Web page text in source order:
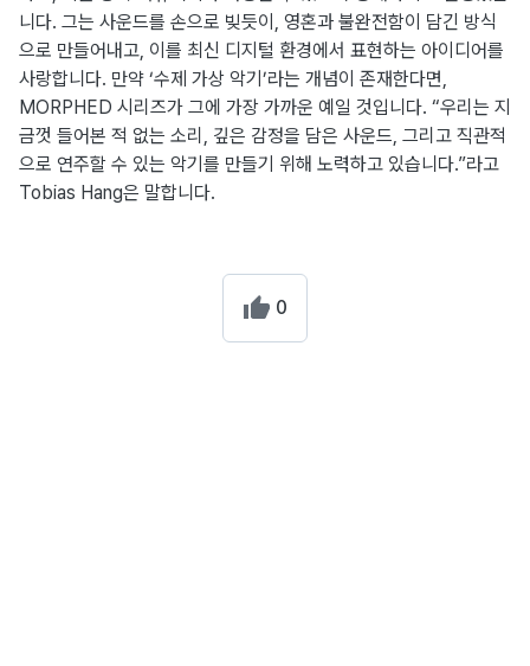
니다. 그는 사운드를 손으로 빚듯이, 영혼과 불완전함이 담긴 방식
으로 만들어내고, 이를 최신 디지털 환경에서 표현하는 아이디어를
사랑합니다. 만약 ‘수제 가상 악기’라는 개념이 존재한다면,
MORPHED 시리즈가 그에 가장 가까운 예일 것입니다. “우리는 지
금껏 들어본 적 없는 소리, 깊은 감정을 담은 사운드, 그리고 직관적
으로 연주할 수 있는 악기를 만들기 위해 노력하고 있습니다.”라고
Tobias Hang은 말합니다.
0